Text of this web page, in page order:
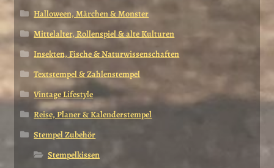
Halloween, Märchen & Monster
Mittelalter, Rollenspiel & alte Kulturen
Insekten, Fische & Naturwissenschaften
Textstempel & Zahlenstempel
Vintage Lifestyle
Reise, Planer & Kalenderstempel
Stempel Zubehör
Stempelkissen